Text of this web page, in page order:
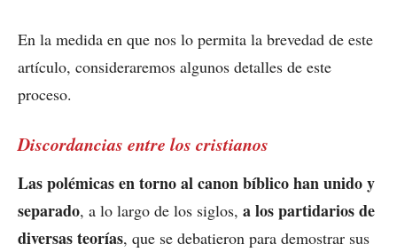
En la medida en que nos lo permita la brevedad de este
artículo, consideraremos algunos detalles de este
proceso.
Discordancias entre los cristianos
Las polémicas en torno al canon bíblico han unido y
separado, a lo largo de los siglos, a los partidarios de
diversas teorías, que se debatieron para demostrar sus